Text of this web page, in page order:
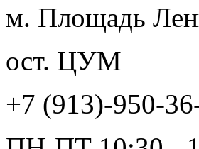
м. Площадь
ост. ЦУМ
+7 (913)-950-